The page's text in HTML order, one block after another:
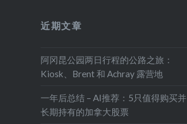
近期文章
阿冈昆公园两日行程的公路之旅：
Kiosk、Brent 和 Achray 露营地
一年后总结 – AI推荐：5只值得购买并
长期持有的加拿大股票